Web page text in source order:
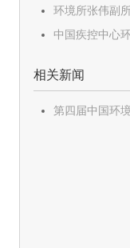
环境所张伟副
中国疾控中心
相关新闻
第四届中国环